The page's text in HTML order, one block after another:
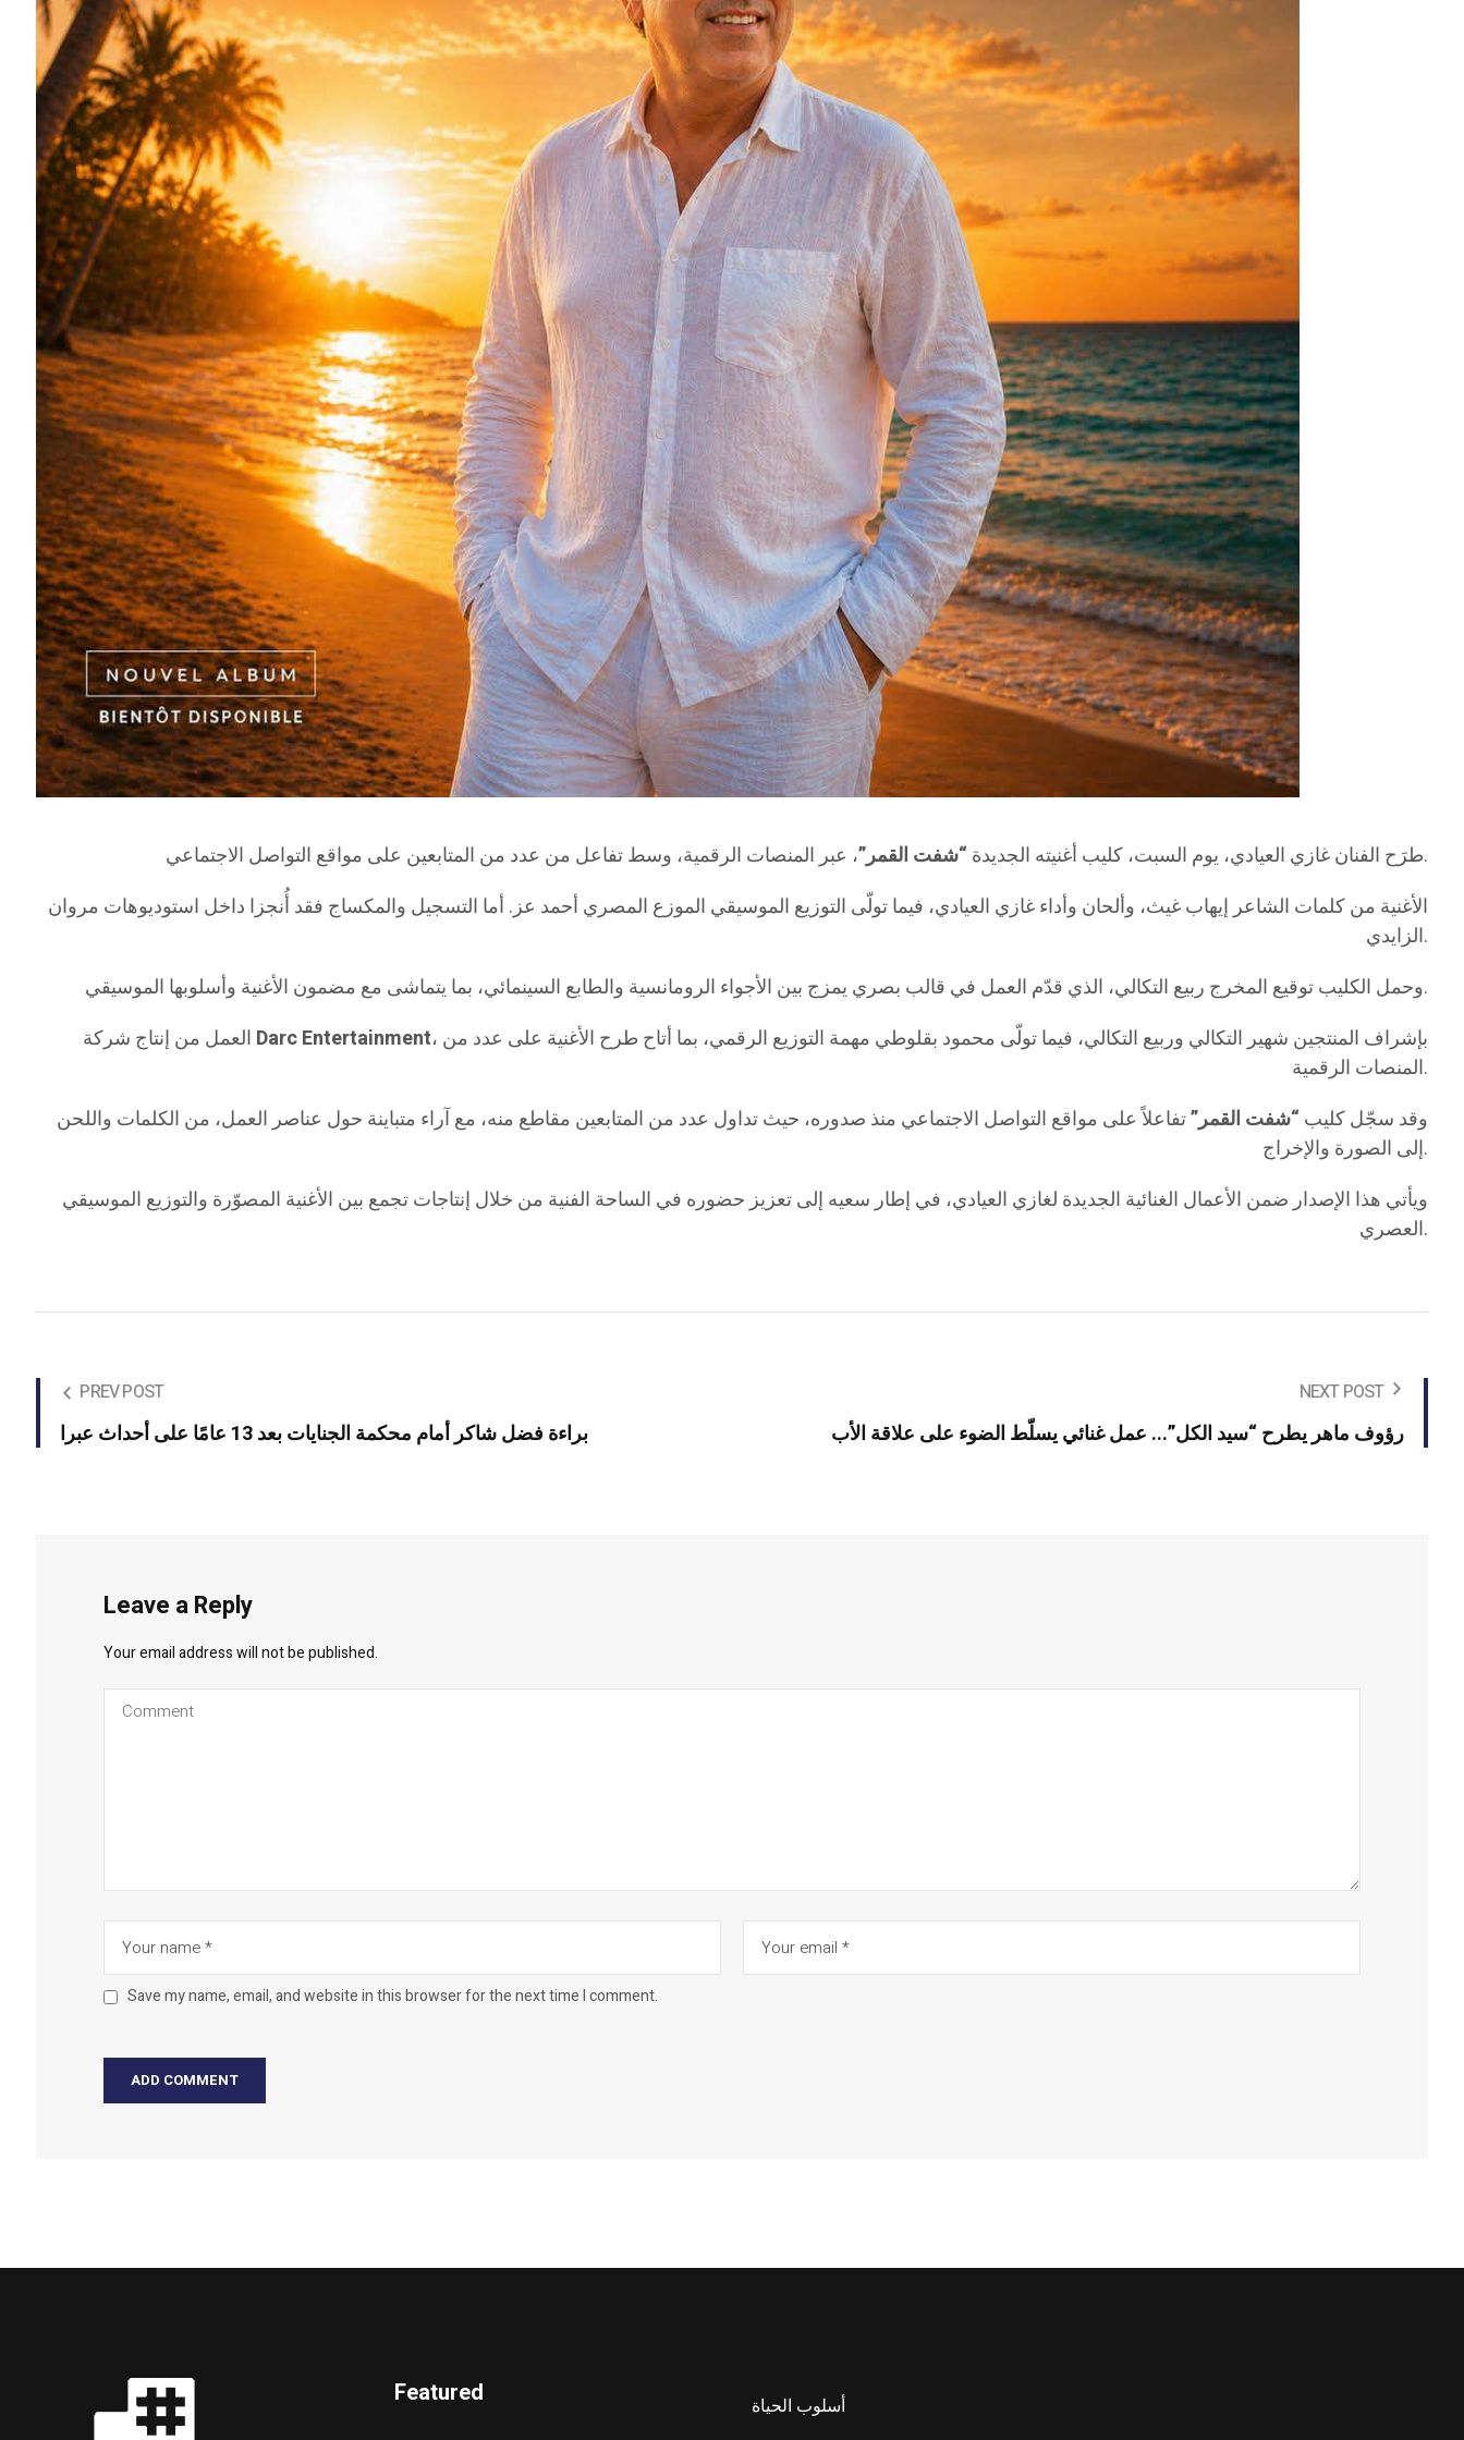
طرَح الفنان غازي العيادي، يوم السبت، كليب أغنيته الجديدة “شفت القمر”
، عبر المنصات الرقمية، وسط تفاعل من عدد من المتابعين على مواقع التواصل الاجتماعي.
الأغنية من كلمات الشاعر إيهاب غيث، وألحان وأداء غازي العيادي، فيما تولّى التوزيع الموسيقي الموزع المصري أحمد عز. أما التسجيل والمكساج فقد أُنجزا داخل استوديوهات مروان
الزايدي.
وحمل الكليب توقيع المخرج ربيع التكالي، الذي قدّم العمل في قالب بصري يمزج بين الأجواء الرومانسية والطابع السينمائي، بما يتماشى مع مضمون الأغنية وأسلوبها الموسيقي.
Darc Entertainment، بإشراف المنتجين شهير التكالي وربيع التكالي، فيما تولّى محمود بقلوطي مهمة التوزيع الرقمي، بما أتاح طرح الأغنية على عدد من
المنصات الرقمية.
وقد سجّل كليب “شفت القمر”تفاعلاً على مواقع التواصل الاجتماعي منذ صدوره، حيث تداول عدد من المتابعين مقاطع منه، مع آراء متباينة حول عناصر العمل، من الكلمات واللحن
إلى الصورة والإخراج.
ويأتي هذا الإصدار ضمن الأعمال الغنائية الجديدة لغازي العيادي، في إطار سعيه إلى تعزيز حضوره في الساحة الفنية من خلال إنتاجات تجمع بين الأغنية المصوّرة والتوزيع الموسيقي
العصري.
PREV POST
براءة فضل شاكر أمام محكمة الجنايات بعد 13 عامًا على أحداث عبرا
NEXT POST
رؤوف ماهر يطرح “سيد الكل”... عمل غنائي يسلّط الضوء على علاقة الأب
Leave a Reply
Your email address will not be published.
Save my name, email, and website in this browser for the next time I comment.
Featured أسلوب الحياة